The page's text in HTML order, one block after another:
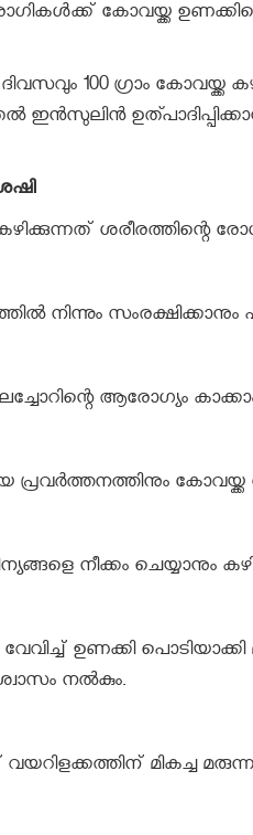
കോവയ്ക്ക
100 ഗ്രാം
ഇന്‍സുലിന്‍
ശരീരത്തിന്റെ
നിന്നും സംരക്ഷിക്കാനും
ആരോഗ്യം
പ്രവര്‍ത്തനത്തിനും കോവയ്ക്ക
നീക്കം ചെയ്യാനും
ഉണക്കി
നല്‍കും.
മികച്ച